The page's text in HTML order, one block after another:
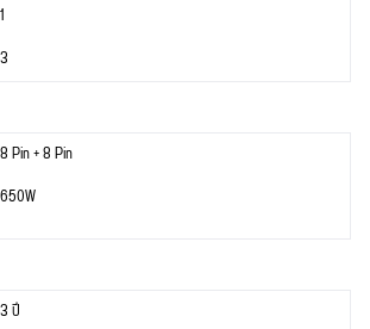
1
3
8 Pin + 8 Pin
650W
3 ปี